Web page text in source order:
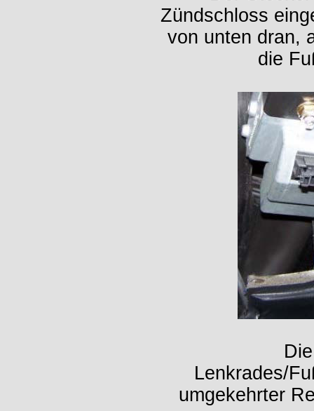
Zündschloss
von unten dran,
die
Lenkrades/
umgekehrter